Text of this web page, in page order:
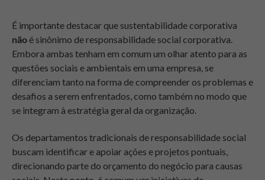
É importante destacar que sustentabilidade corporativa
não é sinônimo de responsabilidade social corporativa.
Embora ambas tenham em comum um olhar atento para as
questões sociais e ambientais em uma empresa, se
diferenciam tanto na forma de compreender os problemas e
desafios a serem enfrentados, como também no modo que
se integram à estratégia geral da organização.
Os departamentos tradicionais de responsabilidade social
buscam identificar e apoiar ações e projetos pontuais,
direcionando parte do orçamento do negócio para causas